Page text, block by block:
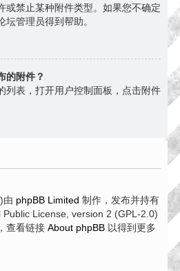
或禁止某种附件类型。如果您不确定
管理员得到帮助。
的附件？
列表，打开用户控制面板，点击附件
由 phpBB Limited 制作，发布并持有
License, version 2 (GPL-2.0)
查看链接 About phpBB 以得到更多